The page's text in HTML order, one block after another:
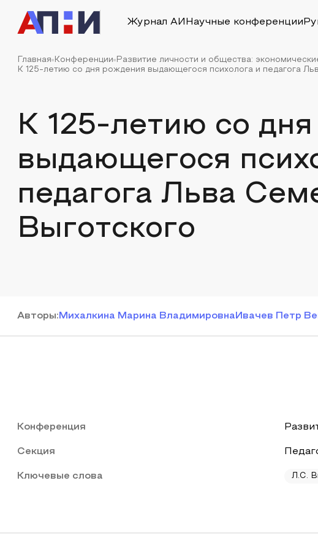
Журнал АИ Научные конференции
Главная Конференции
Развитие личности и общества:
К 125-летию со дня рождения выдающегося психолога и педагога
К 125-летию со
выдающегося
педагога Льва
Выготского
Авторы: Михалкина Марина Владимировна Ивачев Петр
Конференция
Секция
Ключевые слова Л.С.